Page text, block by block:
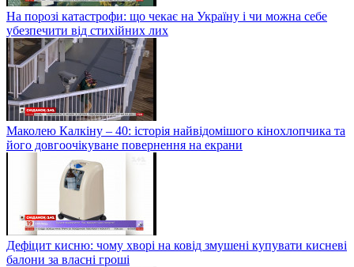
На порозі катастрофи: що чекає на Україну і чи можна себе
убезпечити від стихійних лих
Маколею Калкіну – 40: історія найвідомішого кінохлопчика та
його довгоочікуване повернення на екрани
Дефіцит кисню: чому хворі на ковід змушені купувати кисневі
балони за власні гроші